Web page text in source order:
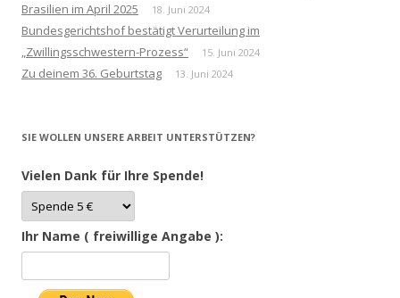
Brasilien im April 2025
18. Juni 2024
Bundesgerichtshof bestätigt Verurteilung im
„Zwillingsschwestern-Prozess“
15. Juni 2024
Zu deinem 36. Geburtstag 13. Juni 2024
SIE WOLLEN UNSERE ARBEIT UNTERSTÜTZEN?
Vielen Dank für Ihre Spende!
Ihr Name ( freiwillige Angabe ):